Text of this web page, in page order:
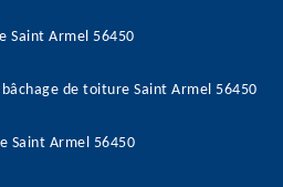
Saint Armel 56450
de toiture Saint Armel 56450
Saint Armel 56450